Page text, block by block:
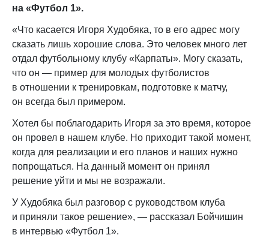
на «Футбол 1».
«Что касается Игоря Худобяка, то в его адрес могу
сказать лишь хорошие слова. Это человек много лет
отдал футбольному клубу «Карпаты». Могу сказать,
что он — пример для молодых футболистов
в отношении к тренировкам, подготовке к матчу,
он всегда был примером.
Хотел бы поблагодарить Игоря за это время, которое
он провел в нашем клубе. Но приходит такой момент,
когда для реализации и его планов и наших нужно
попрощаться. На данный момент он принял
решение уйти и мы не возражали.
У Худобяка был разговор с руководством клуба
и приняли такое решение», — рассказал Бойчишин
в интервью «Футбол 1».